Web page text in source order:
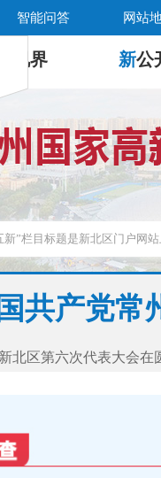
智能问答 网站
视界 新公
共产党常
北区第六次代表大会